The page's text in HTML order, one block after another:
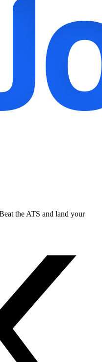
the ATS and land your